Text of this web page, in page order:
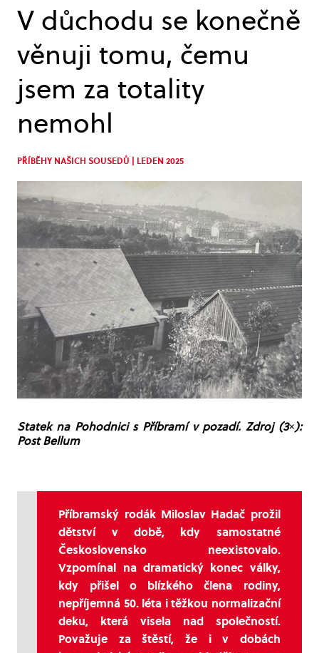
V důchodu se konečně
věnuji tomu, čemu
jsem za totality
nemohl
PŘÍBĚHY NAŠICH SOUSEDŮ | LEDEN 2025
Statek na Pohodnici s Příbramí v pozadí. Zdroj (3×):
Post Bellum
Příbramský rodák Miloslav Hadač prožil
dětství v době, kdy samostatné
Československo neexistovalo.
Vzpomínal na dramatický konec války,
kdy přišel o blízkého člena rodiny,
nepříjemná 50. léta i těžkou normalizační
deku, která visela nad společností.
Považuje za štěstí, že i v dobách